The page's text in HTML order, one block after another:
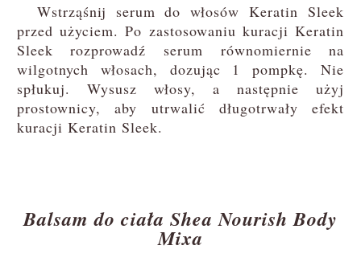
Wstrząśnij serum do włosów Keratin Sleek
przed użyciem. Po zastosowaniu kuracji Keratin
Sleek rozprowadź serum równomiernie na
wilgotnych włosach, dozując 1 pompkę. Nie
spłukuj. Wysusz włosy, a następnie użyj
prostownicy, aby utrwalić długotrwały efekt
kuracji Keratin Sleek.
Balsam do ciała Shea Nourish Body
Mixa